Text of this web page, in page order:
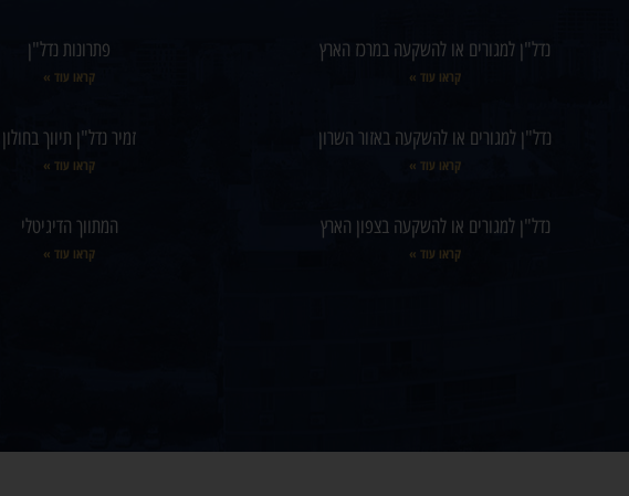
נדל"ן למגורים או להשקעה במרכז הארץ
קראו עוד »
נדל"ן למגורים או להשקעה באזור השרון
קראו עוד »
נדל"ן למגורים או להשקעה בצפון הארץ
קראו עוד »
פתרונות נדל"ן
קראו עוד »
זמיר נדל"ן תיווך בחולון
קראו עוד »
המתווך הדיגיטלי
קראו עוד »